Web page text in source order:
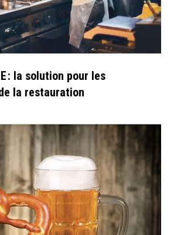
: la solution pour les
la restauration